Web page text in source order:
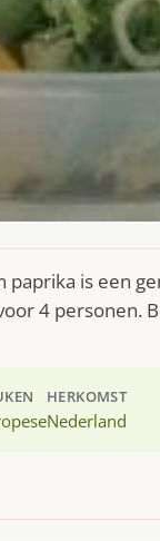
paprika is een
4 personen.
HERKOMST
Nederland